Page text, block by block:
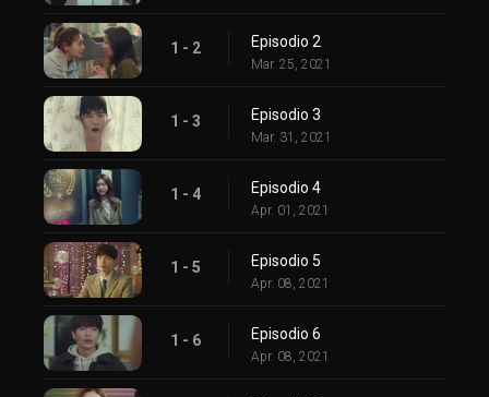
1 - 2 Episodio 2
Mar. 25, 2021
1 - 3 Episodio 3
Mar. 31, 2021
1 - 4 Episodio 4
Apr. 01, 2021
1 - 5 Episodio 5
Apr. 08, 2021
1 - 6 Episodio 6
Apr. 08, 2021